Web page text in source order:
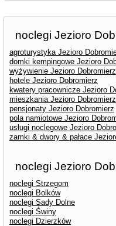
noclegi Jezioro
agroturystyka Jezioro
domki kempingowe Jezioro
wyżywienie Jezioro Dobromierz
hotele Jezioro Dobromierz
kwatery pracownicze Jezioro
mieszkania Jezioro Dobromierz
pensjonaty Jezioro Dobromierz
pola namiotowe Jezioro
usługi noclegowe Jezioro
zamki & dwory & pałace
noclegi Jezioro
noclegi Strzegom
noclegi Bolków
noclegi Sady Dolne
noclegi Świny
noclegi Dzierzków